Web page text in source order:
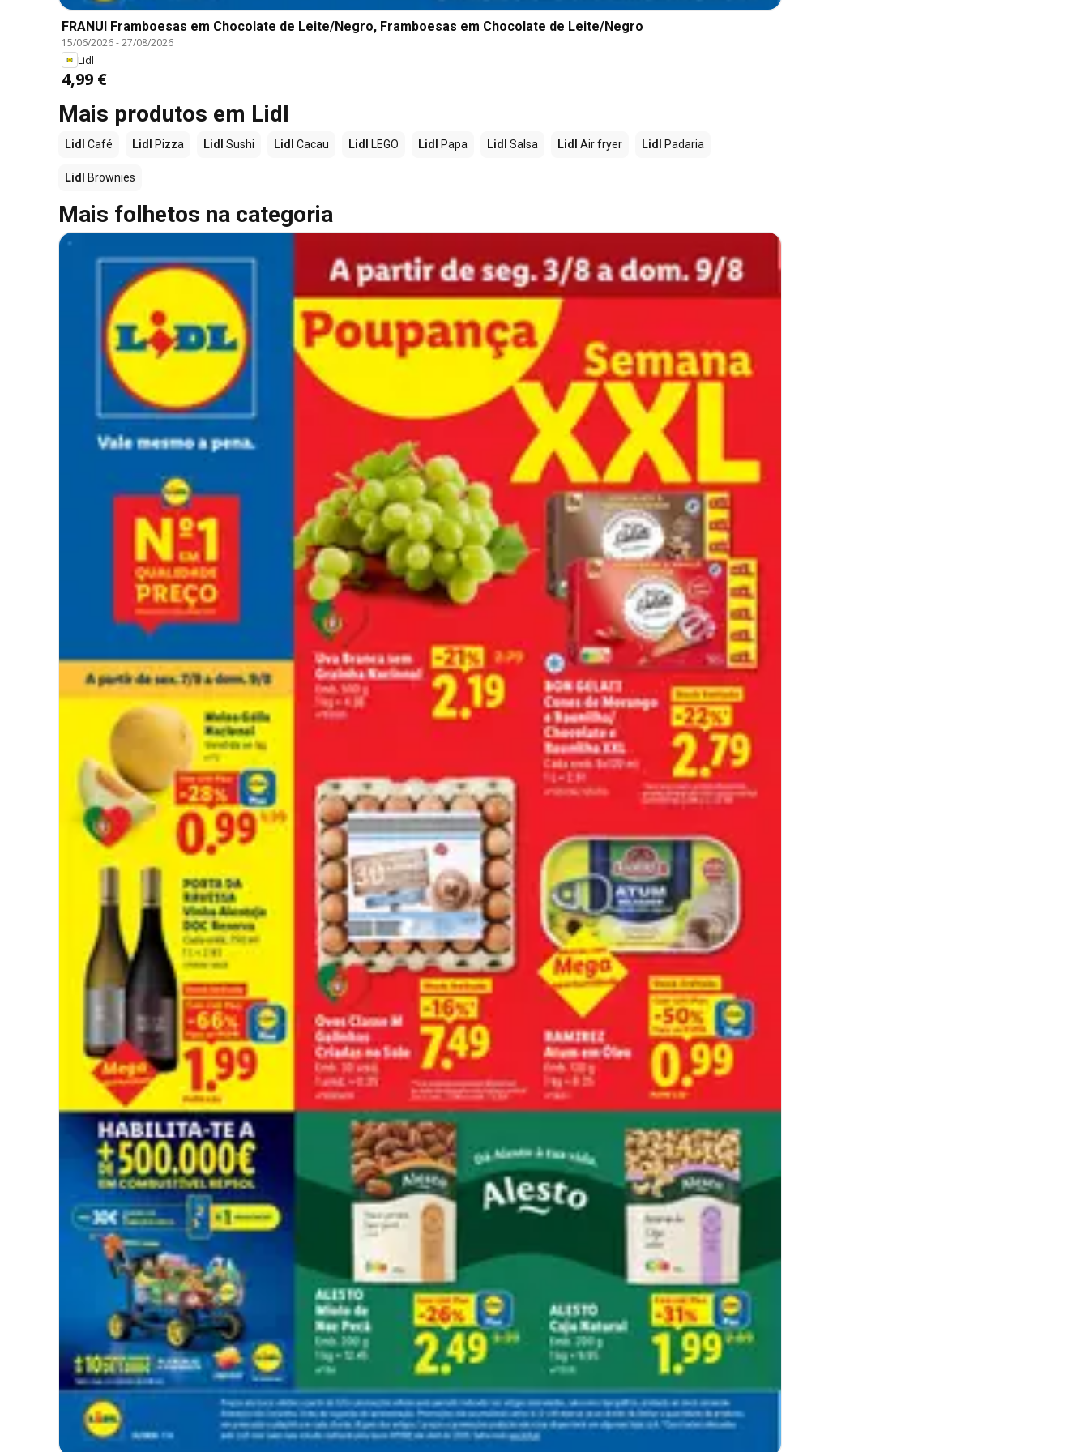
FRANUI Framboesas em Chocolate de Leite/Negro, Framboesas em Chocolate de Leite/Negro
15/06/2026-27/08/2026
Lidl
4,99 €
Mais produtos em Lidl
Lidl Café Lidl Pizza Lidl Sushi Lidl Cacau Lidl LEGO Lidl Papa Lidl Salsa Lidl Air fryer Lidl Padaria
Lidl Brownies
Mais folhetos na categoria